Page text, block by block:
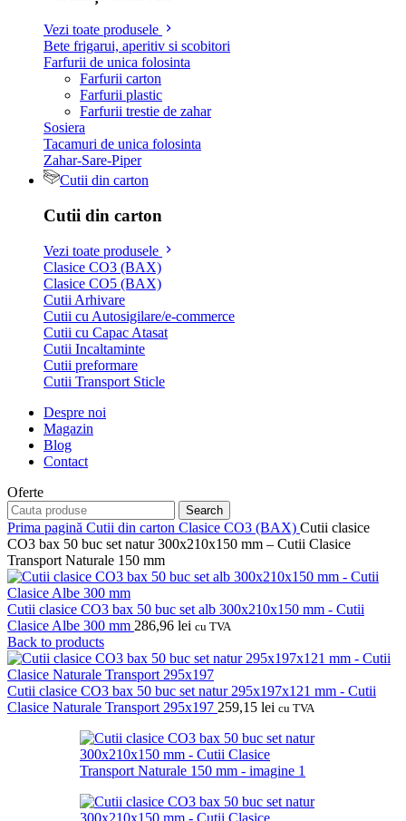
Vezi toate produsele
Bete frigarui, aperitiv si scobitori
Farfurii de unica folosinta
Farfurii carton
Farfurii plastic
Farfurii trestie de zahar
Sosiera
Tacamuri de unica folosinta
Zahar-Sare-Piper
Cutii din carton
Cutii din carton
Vezi toate produsele
Clasice CO3 (BAX)
Clasice CO5 (BAX)
Cutii Arhivare
Cutii cu Autosigilare/e-commerce
Cutii cu Capac Atasat
Cutii Incaltaminte
Cutii preformare
Cutii Transport Sticle
Despre noi
Magazin
Blog
Contact
Oferte
Search
Prima pagină Cutii din carton Clasice CO3 (BAX) Cutii clasice
CO3 bax 50 buc set natur 300x210x150 mm – Cutii Clasice
Transport Naturale 150 mm
Cutii clasice CO3 bax 50 buc set alb 300x210x150 mm - Cutii
Clasice Albe 300 mm 286,96 lei cu TVA
Back to products
Cutii clasice CO3 bax 50 buc set natur 295x197x121 mm - Cutii
Clasice Naturale Transport 295x197 259,15 lei cu TVA